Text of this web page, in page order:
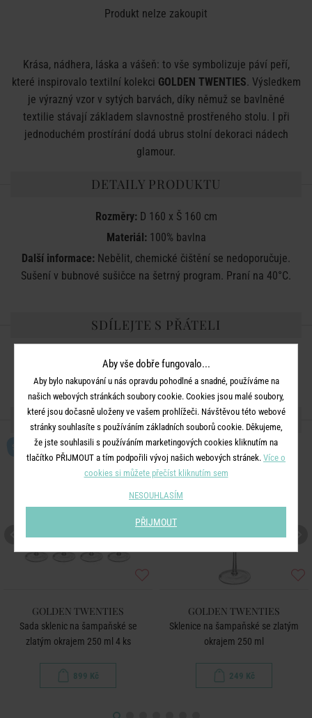
Produkt nelze zakoupit
Krása, nádhera, láska a vášeň: to vše symbolizuje páví peří,
které inspirovalo textilní kolekci GOLDEN TWENTIES. Výsledkem
je výrazný vzor v sytých barvách, díky němuž se bavlněné
textilie stávají základem slavnostně prostřeného stolu. I při
jednoduchém prostírání dodá ubrus stolní dekoraci nádech
glamour.
DETAILY PRODUKTU
Rozměry:D 160 x Š 160 cm
Materiál:100% bavlna
Další informace: Nebělit, chemické čištění se nedoporučuje.
Sušení v bubnové sušičce na šetrný program. Praní na 40°C.
SDÍLEJTE S PŘÁTELI
DALŠÍ PRODUKTY ZE SÉRIE
GOLDEN TWENTIES
Sada sklenic na šampaňské se
zlatým okrajem 250 ml 4 ks
899 Kč
GOLDEN TWENTIES
Sklenice na šampaňské se zlatým
okrajem 250 ml
249 Kč
Aby vše dobře fungovalo...
Aby bylo nakupování u nás opravdu pohodlné a snadné, používáme na
našich webových stránkách soubory cookie. Cookies jsou malé soubory,
které jsou dočasně uloženy ve vašem prohlížeči. Návštěvou této webové
stránky souhlasíte s používáním základních souborů cookie. Děkujeme,
že jste souhlasili s používáním marketingových cookies kliknutím na
tlačítko PŘIJMOUT a tím podpořili vývoj našich webových stránek. Více o
cookies si můžete přečíst kliknutím sem
NESOUHLASÍM
PŘIJMOUT